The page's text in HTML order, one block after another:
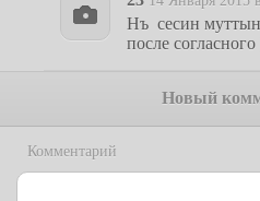
Нъ сесин
после
Новый
Комментарий